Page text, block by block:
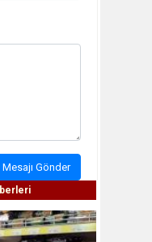
Mesajı Gönder